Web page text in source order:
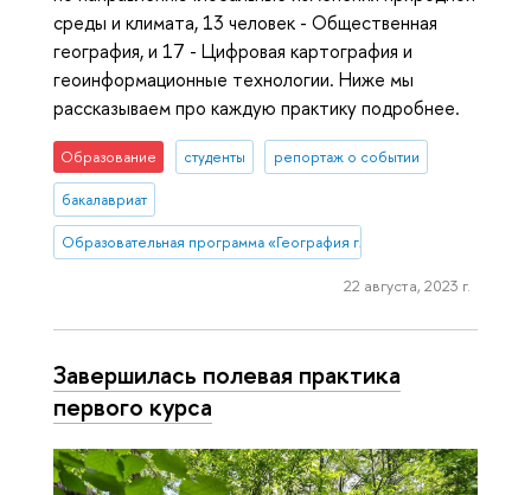
среды и климата, 13 человек - Общественная
география, и 17 - Цифровая картография и
геоинформационные технологии. Ниже мы
рассказываем про каждую практику подробнее.
Образование студенты репортаж о событии
бакалавриат
Образовательная программа «География глобальных изменений
22 августа, 2023 г.
Завершилась полевая практика
первого курса